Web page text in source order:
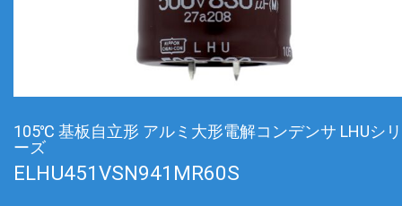
105℃ 基板自立形 アルミ大形電解コンデンサ LHUシリ
ーズ
ELHU451VSN941MR60S